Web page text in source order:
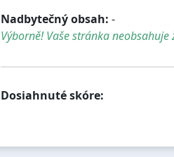
Nadbytečný obsah: -
Výborně! Vaše stránka
Dosiahnuté skóre: